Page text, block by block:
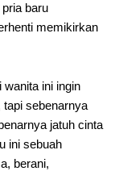
baru
memikirkan
wanita ini ingin
tapi sebenarnya
jatuh cinta
ini sebuah
berani,